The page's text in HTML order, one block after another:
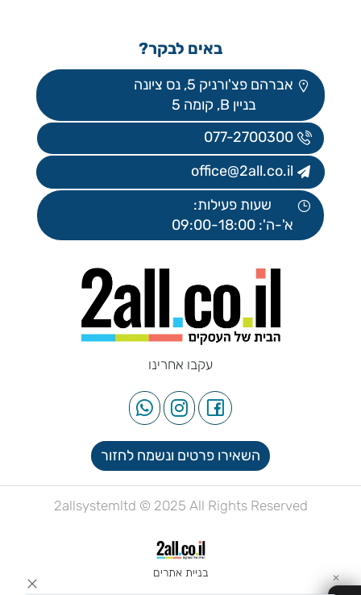
באים לבקר?
אברהם פצ'ורניק 5, נס ציונה
בניין B, קומה 5
077-2700300
office@2all.co.il
שעות פעילות:
א'-ה': 09:00-18:00
עקבו אחרינו
השאירו פרטים ונשמח לחזור
2allsystemltd © 2025 All Rights Reserved
בניית אתרים ✕